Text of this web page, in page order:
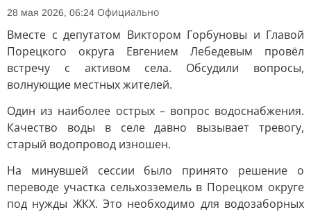
28 мая 2026, 06:24 Официально
Вместе с депутатом Виктором Горбуновы и Главой
Порецкого округа Евгением Лебедевым провёл
встречу с активом села. Обсудили вопросы,
волнующие местных жителей.
Один из наиболее острых – вопрос водоснабжения.
Качество воды в селе давно вызывает тревогу,
старый водопровод изношен.
На минувшей сессии было принято решение о
переводе участка сельхозземель в Порецком округе
под нужды ЖКХ. Это необходимо для водозаборных